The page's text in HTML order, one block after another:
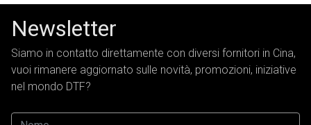
Newsletter
Siamo in contatto direttamente con diversi fornitori in Cina,
vuoi rimanere aggiornato sulle novità, promozioni, iniziative
nel mondo DTF?